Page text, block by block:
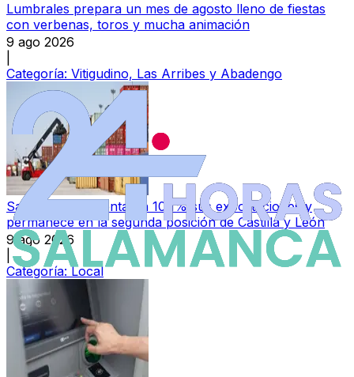
Lumbrales prepara un mes de agosto lleno de fiestas
con verbenas, toros y mucha animación
9 ago 2026
Categoría: Vitigudino, Las Arribes y Abadengo
Salamanca aumenta un 10,1% sus exportaciones y
permanece en la segunda posición de Castilla y León
9 ago 2026
Categoría:Local